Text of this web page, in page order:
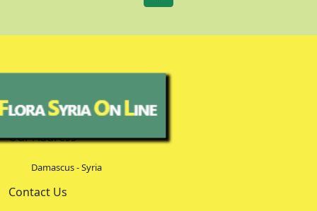
Our Address
Damascus - Syria
Contact Us